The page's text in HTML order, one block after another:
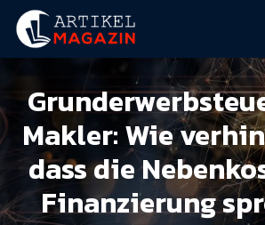
Makler: Wie
dass die
Finanzierung